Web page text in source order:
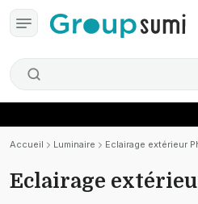
Accueil Luminaire Eclairage extérieur
Eclairage